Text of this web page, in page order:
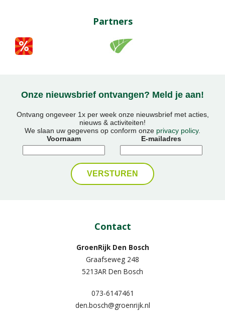
Partners
Onze nieuwsbrief ontvangen? Meld je aan!
Ontvang ongeveer 1x per week onze nieuwsbrief met acties,
nieuws & activiteiten!
We slaan uw gegevens op conform onze privacy policy.
Voornaam
E-mailadres
Contact
GroenRijk Den Bosch
Graafseweg 248
5213AR Den Bosch
073-6147461
den.bosch@groenrijk.nl